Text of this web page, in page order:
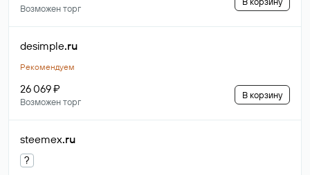
Возможен торг
desimple.ru
Рекомендуем
26 069 ₽
Возможен торг
В корзину
steemex.ru
?